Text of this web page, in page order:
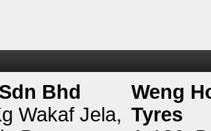
Bhd
Wakaf Jela,
Weng
Tyres